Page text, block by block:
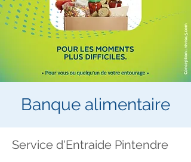
Banque alimentaire
Service d'Entraide Pintendre